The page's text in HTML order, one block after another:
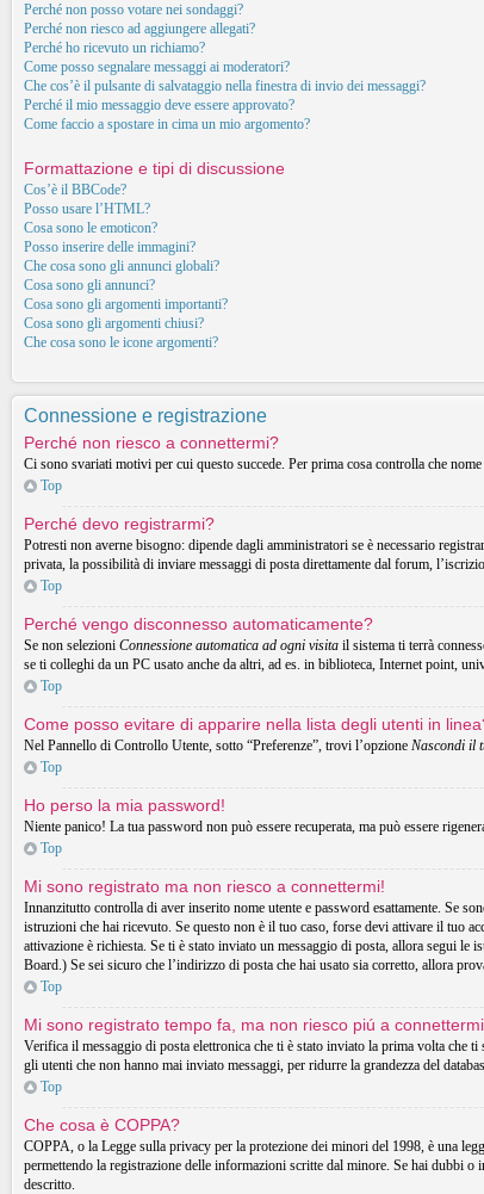
Perché non posso votare nei sondaggi?
Perché non riesco ad aggiungere allegati?
Perché ho ricevuto un richiamo?
Come posso segnalare messaggi ai moderatori?
Che cos’è il pulsante di salvataggio nella finestra di invio dei messaggi?
Perché il mio messaggio deve essere approvato?
Come faccio a spostare in cima un mio argomento?
Formattazione e tipi di discussione
Cos’è il BBCode?
Posso usare l’HTML?
Cosa sono le emoticon?
Posso inserire delle immagini?
Che cosa sono gli annunci globali?
Cosa sono gli annunci?
Cosa sono gli argomenti importanti?
Cosa sono gli argomenti chiusi?
Che cosa sono le icone argomenti?
Connessione e registrazione
Perché non riesco a connettermi?
Ci sono svariati motivi per cui questo succede. Per prima cosa controlla che
Top
Perché devo registrarmi?
Potresti non averne bisogno: dipende dagli amministratori se è necessario
privata, la possibilità di inviare messaggi di posta direttamente dal forum,
Top
Perché vengo disconnesso automaticamente?
Se non selezioni Connessione automatica ad ogni visita il sistema ti terrà
se ti colleghi da un PC usato anche da altri, ad es. in biblioteca, Internet point,
Top
Come posso evitare di apparire nella lista degli utenti in
Nel Pannello di Controllo Utente, sotto “Preferenze”, trovi l’opzione Nascondi il
Top
Ho perso la mia password!
Niente panico! La tua password non può essere recuperata, ma può essere
Top
Mi sono registrato ma non riesco a connettermi!
Innanzitutto controlla di aver inserito nome utente e password esattamente. Se
istruzioni che hai ricevuto. Se questo non è il tuo caso, forse devi attivare il tuo
attivazione è richiesta. Se ti è stato inviato un messaggio di posta, allora segui
Board.) Se sei sicuro che l’indirizzo di posta che hai usato sia corretto, allora
Top
Mi sono registrato tempo fa, ma non riesco piú a
Verifica il messaggio di posta elettronica che ti è stato inviato la prima volta che
gli utenti che non hanno mai inviato messaggi, per ridurre la grandezza del
Top
Che cosa è COPPA?
COPPA, o la Legge sulla privacy per la protezione dei minori del 1998, è una
permettendo la registrazione delle informazioni scritte dal minore. Se hai dubbi
descritto.